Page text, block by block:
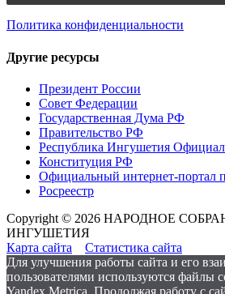
Политика конфиденциальности
Другие ресурсы
Президент России
Совет Федерации
Государственная Дума РФ
Правительство РФ
Республика Ингушетия
Конституция РФ
Официальный интернет-портал
Росреестр
Copyright © 2026 НАРОДНОЕ
ИНГУШЕТИЯ
Карта сайта
Статистика сайта
Для улучшения работы сайта и его
пользователями используются файлы
Yandex.Metrica. Продолжая работу с